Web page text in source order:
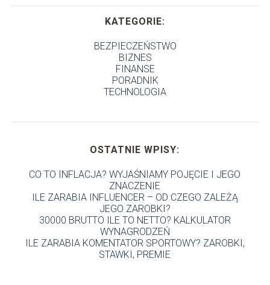
KATEGORIE:
BEZPIECZEŃSTWO
BIZNES
FINANSE
PORADNIK
TECHNOLOGIA
OSTATNIE WPISY:
CO TO INFLACJA? WYJAŚNIAMY POJĘCIE I JEGO
ZNACZENIE
ILE ZARABIA INFLUENCER – OD CZEGO ZALEŻĄ
JEGO ZAROBKI?
30000 BRUTTO ILE TO NETTO? KALKULATOR
WYNAGRODZEŃ
ILE ZARABIA KOMENTATOR SPORTOWY? ZAROBKI,
STAWKI, PREMIE